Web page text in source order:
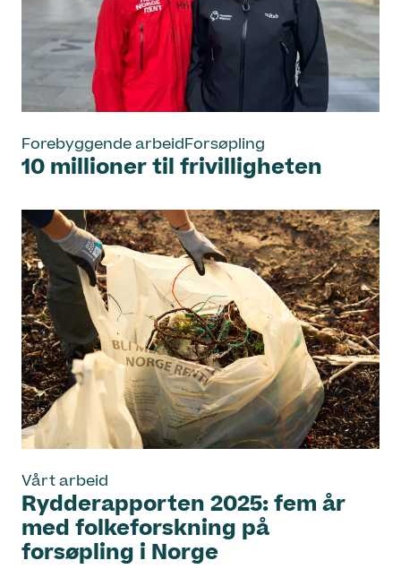
Forebyggende arbeidForsøpling
10 millioner til frivilligheten
Vårt arbeid
Rydderapporten 2025: fem år
med folkeforskning på
forsøpling i Norge